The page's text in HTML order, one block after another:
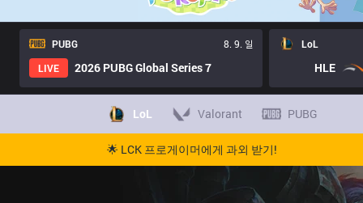
PUBG
8. 9. 일
LIVE
2026 PUBG Global Series 7
LoL
HLE
LoL Valorant PUBG
🌟 LCK 프로게이머에게 과외 받기!